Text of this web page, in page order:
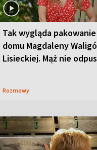
Tak wygląda
domu Magdaleny
Lisieckiej. Mąż nie
Rozmowy